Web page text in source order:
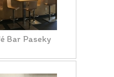
Bar Paseky